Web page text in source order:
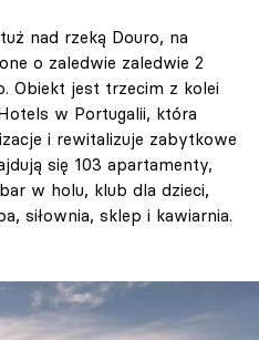
nad rzeką Douro, na
o zaledwie zaledwie 2
Obiekt jest trzecim z kolei
w Portugalii, która
i rewitalizuje zabytkowe
się 103 apartamenty,
w holu, klub dla dzieci,
siłownia, sklep i kawiarnia.